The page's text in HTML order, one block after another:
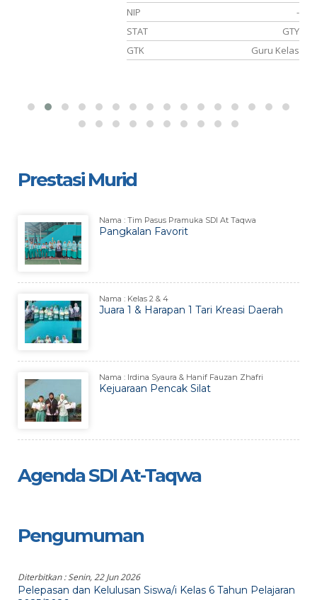
NIP
-
STAT
GTY
GTK
Guru Kelas
Prestasi Murid
Nama : Tim Pasus Pramuka SDI At Taqwa
Pangkalan Favorit
Nama : Kelas 2 & 4
Juara 1 & Harapan 1 Tari Kreasi Daerah
Nama : Irdina Syaura & Hanif Fauzan Zhafri
Kejuaraan Pencak Silat
Agenda SDI At-Taqwa
Pengumuman
Diterbitkan :Senin, 22 Jun 2026
Pelepasan dan Kelulusan Siswa/i Kelas 6 Tahun Pelajaran